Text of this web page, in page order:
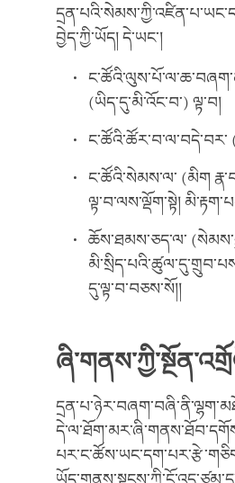
བྱེད་ཀྱི་ཡོད། དེ་ཡང་།
(ཡིད་དུ་མི་འོང་བ་) ལྟ་བ།
ང་ཚོའི་སེམས་ལ་ (མིག
ལྟ་བ་ལས་ལྡོག་སྟེ།
ཆོས་ཐམས་ཅད་ལ་
དུ་ལྟ་བ་བཅས་སོ།།